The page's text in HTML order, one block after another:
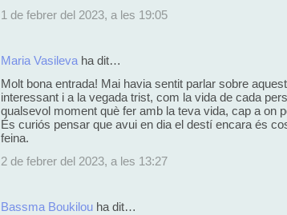
1 de febrer del 2023, a les 19:05
Maria Vasileva ha dit…
Molt bona entrada! Mai havia sentit parlar sobre
interessant i a la vegada trist, com la vida de cada
qualsevol moment què fer amb la teva vida, cap a on
És curiós pensar que avui en dia el destí encara és
feina.
2 de febrer del 2023, a les 13:27
Bassma Boukilou ha dit…